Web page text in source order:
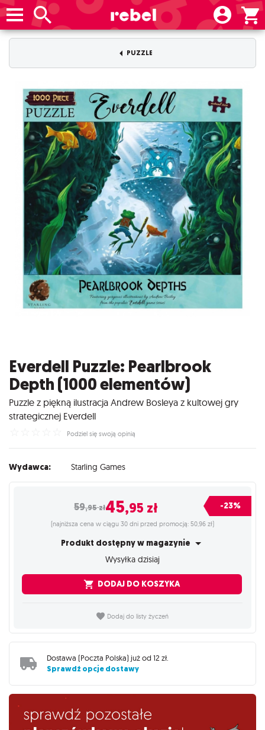
PUZZLE
Everdell Puzzle: Pearlbrook
Depth (1000 elementów)
Puzzle z piękną ilustracja Andrew Bosleya z kultowej gry
strategicznej Everdell
Podziel się swoją opinią
Wydawca: Starling Games
59,95zł45,95 zł -23%
(najniższa cena w ciągu 30 dni przed promocją: 50,96 zł)
Produkt dostępny w magazynie
Wysyłka dzisiaj
DODAJ DO KOSZYKA
Dodaj do listy życzeń
Dostawa (Poczta Polska) już od 12 zł.
Sprawdź opcje dostawy